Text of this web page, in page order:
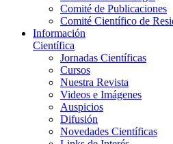
Comité de Publicaciones
Comité Científico de
Información
Científica
Jornadas Científicas
Cursos
Nuestra Revista
Videos e Imágenes
Auspicios
Difusión
Novedades Científicas